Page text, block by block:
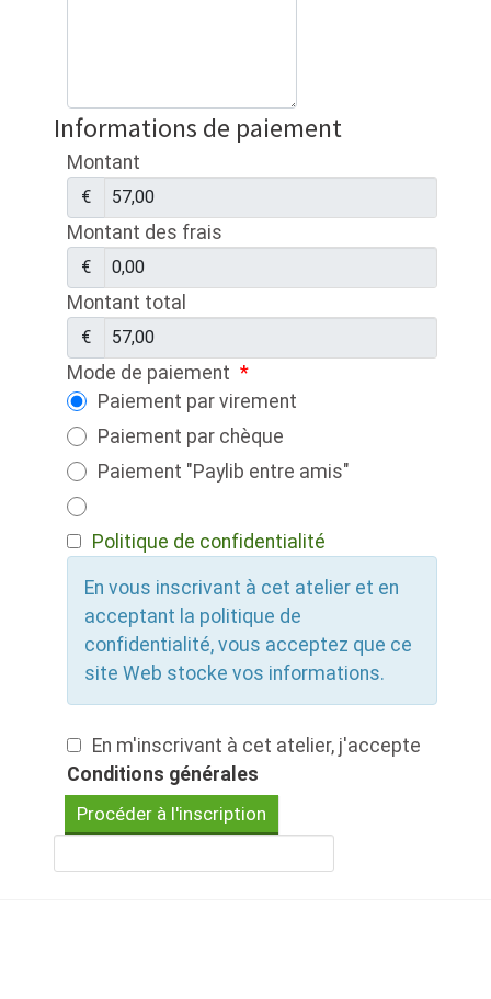
Informations de paiement
Montant
€
Montant des frais
€
Montant total
€
Mode de paiement *
Paiement par virement
Paiement par chèque
Paiement "Paylib entre amis"
Politique de confidentialité
En vous inscrivant à cet atelier et en
acceptant la politique de
confidentialité, vous acceptez que ce
site Web stocke vos informations.
En m'inscrivant à cet atelier, j'accepte
Conditions générales